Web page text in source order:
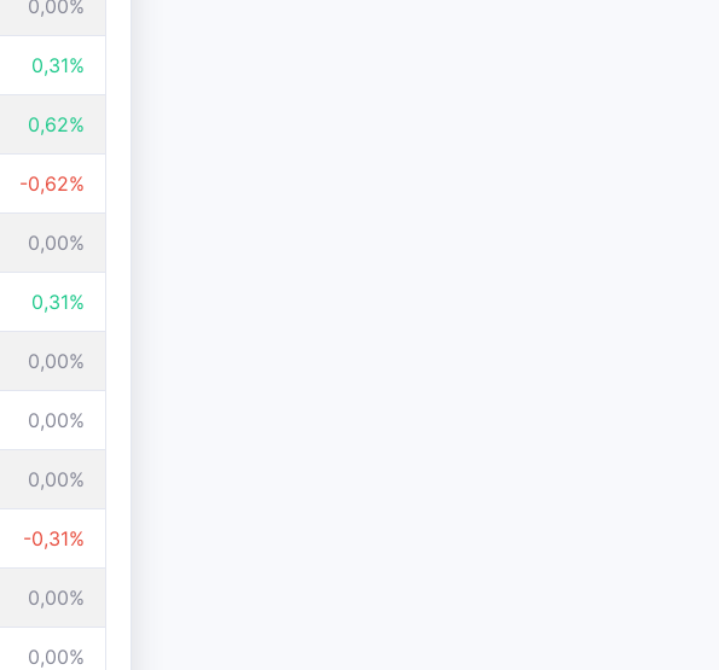
0,00%
0,31%
0,62%
-0,62%
0,00%
0,31%
0,00%
0,00%
0,00%
-0,31%
0,00%
0,00%